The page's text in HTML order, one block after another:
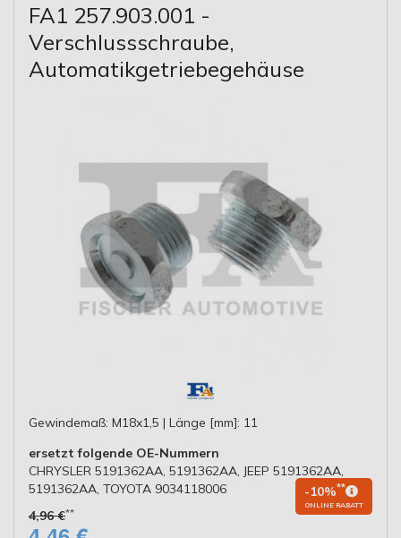
FA1 257.903.001 -
Verschlussschraube,
Automatikgetriebegehäuse
Gewindemaß: M18x1,5 | Länge [mm]: 11
ersetzt folgende OE-Nummern
CHRYSLER 5191362AA, 5191362AA, JEEP 5191362AA,
5191362AA, TOYOTA 9034118006
4,96 €**
-10%**
ONLINE RABATT